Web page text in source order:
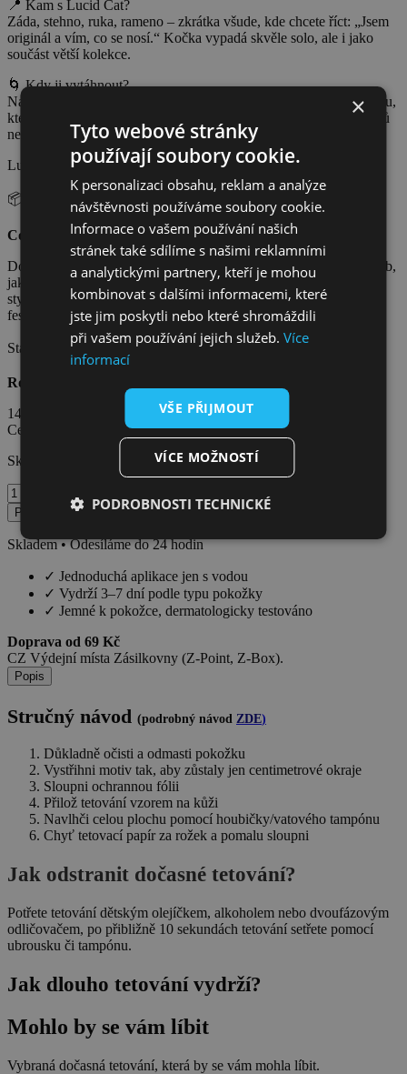
📍 Kam s Lucid Cat?
Záda, stehno, ruka, rameno – zkrátka všude, kde chcete říct: „Jsem
originál a vím, co se nosí.“ Kočka vypadá skvěle solo, ale i jako
součást větší kolekce.
🌀 Kdy ji vytáhnout?
Na párty, festival, rande i běžný den – Lucid Cat je ten typ doplňku,
který zvedne náladu i outfit. A rozhodně bude mít víc obdivovatelů
než běžné šperky.
Lucid Cat – protože život je krátký na nudná tetování.
📦 Objednej hned a nech styl zamňoukat!
Co je dočasné tetování?
Dočasné tetování Provitto je efektivní, bezbolestný a rychlý způsob,
jak si otestovat jakýkoliv nápad na tetování, ale taky jedinečný
stylový doplněk, díky kterému uděláš dojem na každé párty,
festivalu, dovolené nebo focení.
Staň se součástí komunity a inspirací pro ostatní!
Rozměry
145
s DPH -70%
Cena včetně DPH • Dočasné tetování Provitto
Skladem
Lucid
Cat
množství
Přidat do košíku
Skladem • Odesíláme do 24 hodin
✓ Jednoduchá aplikace jen s vodou
✓ Vydrží 3–7 dní podle typu pokožky
✓ Jemné k pokožce, dermatologicky testováno
Doprava od 69 Kč
CZ Výdejní místa Zásilkovny (Z-Point, Z-Box).
Popis
Stručný návod (podrobný návod ZDE)
Důkladně očisti a odmasti pokožku
Vystřihni motiv tak, aby zůstaly jen centimetrové okraje
Sloupni ochrannou fólii
Přilož tetování vzorem na kůži
Navlhči celou plochu pomocí houbičky/vatového tampónu
Chyť tetovací papír za rožek a pomalu sloupni
Jak odstranit dočasné tetování?
Potřete tetování dětským olejíčkem, alkoholem nebo dvoufázovým
odličovačem, po přibližně 10 sekundách tetování setřete pomocí
ubrousku či tampónu.
Jak dlouho tetování vydrží?
Mohlo by se vám líbit
Vybraná dočasná tetování, která by se vám mohla líbit.
×
Tyto webové stránky
používají soubory cookie.
K personalizaci obsahu, reklam a analýze
návštěvnosti používáme soubory cookie.
Informace o vašem používání našich
stránek také sdílíme s našimi reklamními
a analytickými partnery, kteří je mohou
kombinovat s dalšími informacemi, které
jste jim poskytli nebo které shromáždili
při vašem používání jejich služeb. Více
informací
VŠE PŘIJMOUT
VÍCE MOŽNOSTÍ
PODROBNOSTI TECHNICKÉ